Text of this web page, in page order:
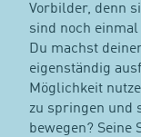
Vorbilder, denn
sind noch
Du machst
eigenständig
Möglichkeit
zu springen und
bewegen? Seine